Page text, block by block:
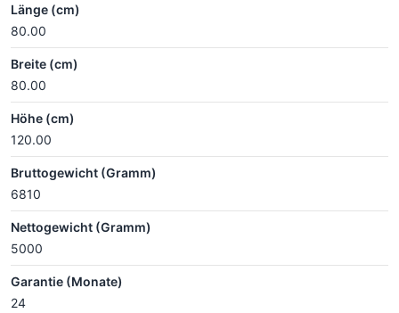
Länge (cm)
80.00
Breite (cm)
80.00
Höhe (cm)
120.00
Bruttogewicht (Gramm)
6810
Nettogewicht (Gramm)
5000
Garantie (Monate)
24